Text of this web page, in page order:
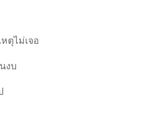
ตุไม่เจอ
งบ